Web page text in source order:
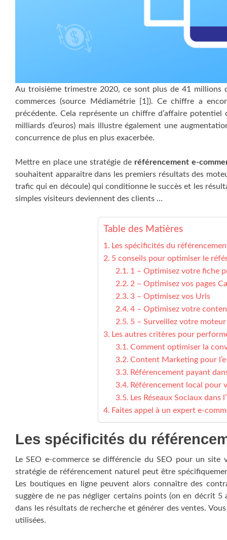
Au troisième trimestre 2020, ce sont plus de 41
commerces (source Médiamétrie [1]). Ce chiffre a
précédente. Cela représente un chiffre d’affaire
milliards d’euros) mais illustre également une
concurrence de plus en plus exacerbée.
Mettre en place une stratégie de référencement e-
souhaitent apparaitre dans les premiers résultats des
trafic qui en découle) qui conditionne le succès et les
simples visiteurs deviennent des clients …
Table des Matières
Les spécificités du
5 conseils pour optimiser le
1 – Optimisez votre fiche
2 – Optimisez vos pages
3 – Optimisez vos Urls
4 – Optimisez votre
5 – Surveillez votre
Les autres critères pour
Comment optimiser la
Content Marketing pour
Référencement payant
Référencement local pour
Les Réseaux Sociaux dans
Faites appel à un expert e-
Les spécificités du
Le SEO e-commerce se différencie du SEO pour un
stratégie de référencement naturel peut être
Les boutiques en ligne peuvent alors connaître des
suggère de ne pas négliger certains points (on en décrit
dans les résultats de recherche et générer des ventes.
utilisées.